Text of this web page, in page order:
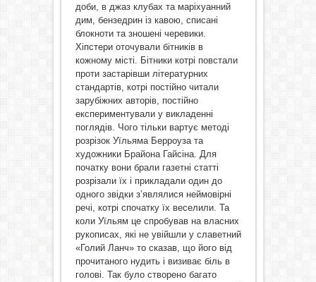
доби, в джаз клубах та маріхуанний
дим, бензедрин із кавою, списані
блокноти та зношені черевики.
Хіпстери оточували бітників в
кожному місті. Бітники котрі повстали
проти застарівши літературних
стандартів, котрі постійно читали
зарубіжних авторів, постійно
експериментували у викладенні
поглядів. Чого тільки вартує методі
розрізок Уїльяма Берроуза та
художники Брайона Гайсіна. Для
початку вони брали газетні статті
розрізали їх і прикладали один до
одного звідки з’являлися неймовірні
речі, котрі спочатку їх веселили. Та
коли Уїльям це спробував на власних
рукописах, які не увійшли у славетний
«Голий Ланч» то сказав, що його від
прочитаного нудить і визиває біль в
голові. Так було створено багато